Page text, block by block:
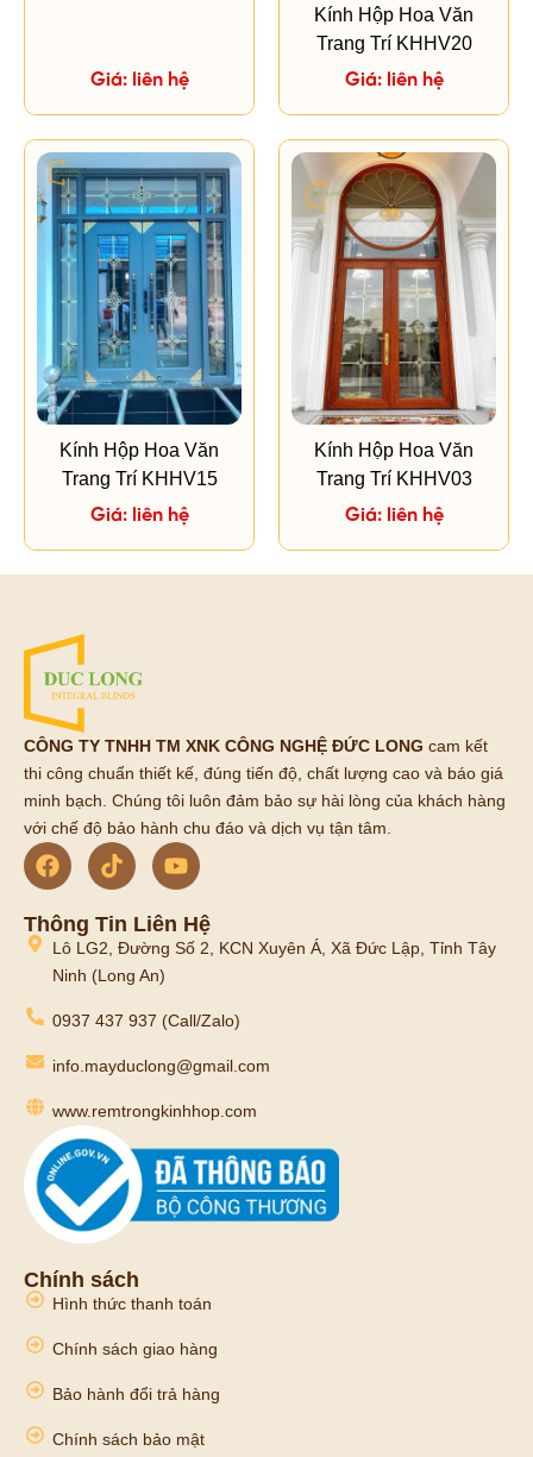
Giá: liên hệ
Kính Hộp Hoa Văn
Trang Trí KHHV20
Giá: liên hệ
Kính Hộp Hoa Văn
Trang Trí KHHV15
Giá: liên hệ
Kính Hộp Hoa Văn
Trang Trí KHHV03
Giá: liên hệ
CÔNG TY TNHH TM XNK CÔNG NGHỆ ĐỨC LONG cam kết
thi công chuẩn thiết kế, đúng tiến độ, chất lượng cao và báo giá
minh bạch. Chúng tôi luôn đảm bảo sự hài lòng của khách hàng
với chế độ bảo hành chu đáo và dịch vụ tận tâm.
Thông Tin Liên Hệ
Lô LG2, Đường Số 2, KCN Xuyên Á, Xã Đức Lập, Tỉnh Tây
Ninh (Long An)
0937 437 937 (Call/Zalo)
info.mayduclong@gmail.com
www.remtrongkinhhop.com
Chính sách
Hình thức thanh toán
Chính sách giao hàng
Bảo hành đổi trả hàng
Chính sách bảo mật